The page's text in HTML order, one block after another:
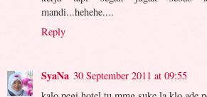
mandi...hehehe....
Reply
SyaNa 30 September 2011 at 09:55